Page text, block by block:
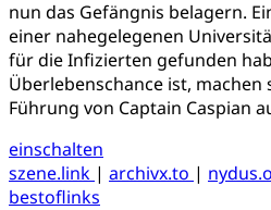
nun das Gefängnis belagern.
einer nahegelegenen
für die Infizierten gefunden
Überlebenschance ist, machen
Führung von Captain Caspian
einschalten
szene.link | archivx.to |
bestoflinks